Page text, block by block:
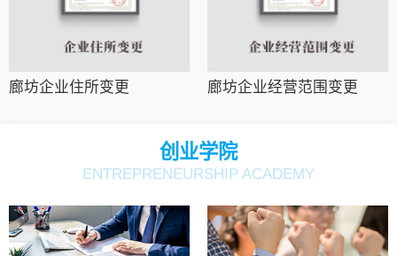
廊坊企业住所变更 廊坊企业经营范围变更
创业学院
ENTREPRENEURSHIP ACADEMY